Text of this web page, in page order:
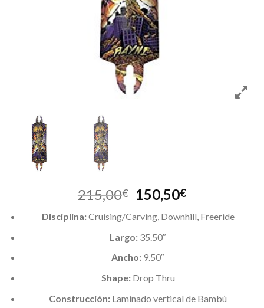
215,00€
El
precio
original
era:
215,00€.
150,50€El
actual
Disciplina:Cruising/Carving, Downhill, Freeride
Largo: 35.50″
Ancho: 9.50″
Shape:Drop Thru
Construcción: Laminado vertical de Bambú